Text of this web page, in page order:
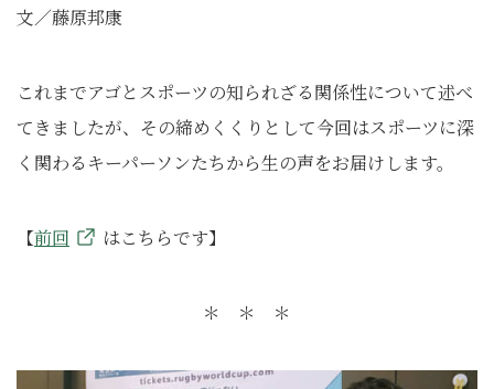
文／藤原邦康
これまでアゴとスポーツの知られざる関係性について述べ
てきましたが、その締めくくりとして今回はスポーツに深
く関わるキーパーソンたちから生の声をお届けします。
【前回 はこちらです】
＊ ＊ ＊